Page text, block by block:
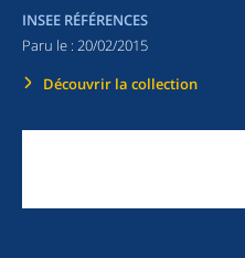
INSEE RÉFÉRENCES
Paru le : 20/02/2015
Découvrir la collection